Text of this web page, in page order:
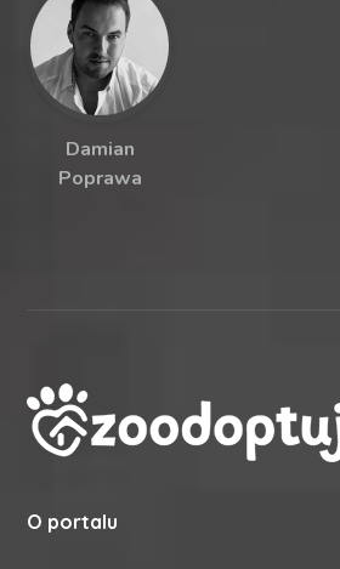
Damian
Poprawa
O portalu